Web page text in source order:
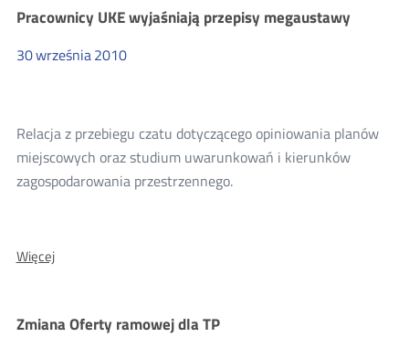
Anonymous
Rejection
Pracownicy UKE wyjaśniają przepisy megaustawy
30września2010
Relacja z przebiegu czatu dotyczącego opiniowania planów
miejscowych oraz studium uwarunkowań i kierunków
zagospodarowania przestrzennego.
WięcejO:
wyjaśniają
Zmiana Oferty ramowej dla TP